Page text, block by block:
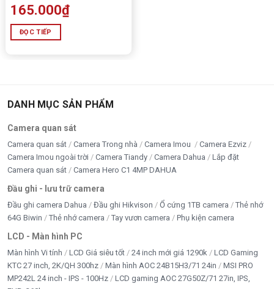
165.000₫
ĐỌC TIẾP
DANH MỤC SẢN PHẨM
Camera quan sát
Camera quan sát Camera Trong nhà Camera Imou
Camera Ezviz
Camera Imou ngoài trời
Camera Tiandy Camera Dahua
Lắp đặt
Camera quan sát
Camera Hero C1 4MP DAHUA
Đầu ghi - lưu trữ camera
Đầu ghi camera Dahua Đầu ghi Hikvison Ổ cứng 1TB camera
Thẻ nhớ
64G Biwin
Thẻ nhớ camera Tay vươn camera Phụ kiện camera
LCD - Màn hình PC
Màn hình Vi tính LCD Giá siêu tốt 24 inch mới giá 1290k
LCD Gaming
KTC 27 inch, 2K/QH 300hz
Màn hình AOC 24B15H3/71 24in
MSI PRO
MP242L 24 inch - IPS - 100Hz
LCD gaming AOC 27G50Z/71 27in, IPS,